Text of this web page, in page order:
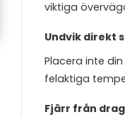
viktiga
Undvik direkt
Placera inte
felaktiga
Fjärr från